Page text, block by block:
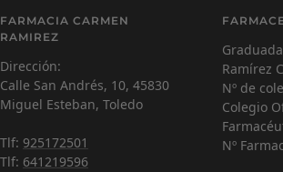
4
FARMACIA CARMEN
RAMIREZ
Dirección:
Calle San Andrés, 10, 45830
Miguel Esteban, Toledo
Tlf: 925172501
Tlf: 641219596
Ramírez
Nº de
Colegio
Nº
C Farmacéutica Virtual - En línea
¡Hola! Soy Carmen 😊, tu
¿Cómo estás hoy y en qué puedo